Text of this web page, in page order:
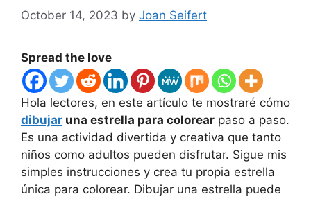
October 14, 2023 by Joan Seifert
Spread the love
Hola lectores, en este artículo te mostraré cómo
dibujar una estrella para colorear paso a paso.
Es una actividad divertida y creativa que tanto
niños como adultos pueden disfrutar. Sigue mis
simples instrucciones y crea tu propia estrella
única para colorear. Dibujar una estrella puede